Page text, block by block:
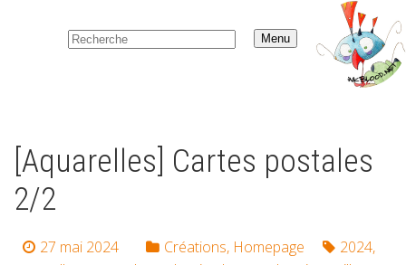
Menu
[Aquarelles] Cartes postales
2/2
27 mai 2024 Créations, Homepage 2024,